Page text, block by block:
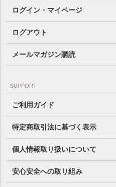
ログイン・マイページ
ログアウト
メールマガジン購読
SUPPORT
ご利用ガイド
特定商取引法に基づく表示
個人情報取り扱いについて
安心安全への取り組み